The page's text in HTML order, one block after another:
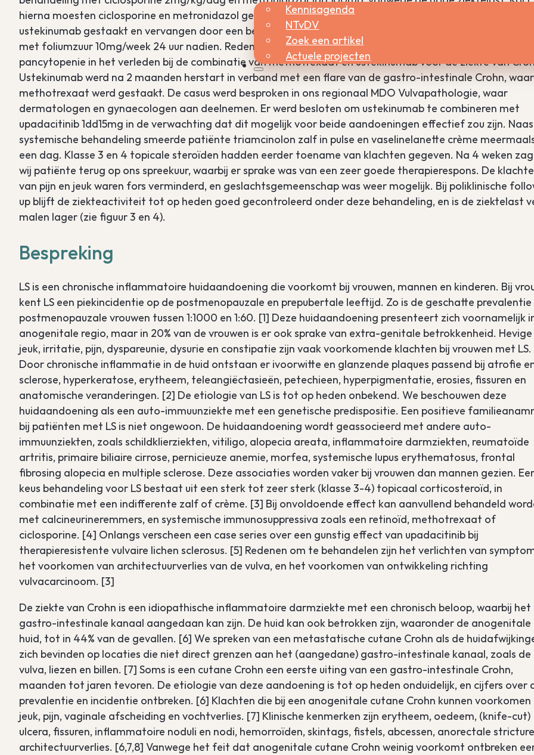
Kennisagenda
NTvDV
Zoek een artikel
Actuele projecten
hierna moesten ciclosporine en metronidazol gestaakt worden in verband met bijwerkingen. Vervolgens
ustekinumab gestaakt en vervangen door een behandeling met methotrexaat tot 20mg/week in
met foliumzuur 10mg/week 24 uur nadien. Reden voor monotherapie met methotrexaat was een
pancytopenie in het verleden bij de combinatie van methotrexaat en ustekinumab voor de ziekte van
Ustekinumab werd na 2 maanden herstart in verband met een flare van de gastro-intestinale Crohn,
methotrexaat werd gestaakt. De casus werd besproken in ons regionaal MDO Vulvapathologie, waar
dermatologen en gynaecologen aan deelnemen. Er werd besloten om ustekinumab te combineren met
upadacitinib 1dd15mg in de verwachting dat dit mogelijk voor beide aandoeningen effectief zou zijn.
systemische behandeling smeerde patiënte triamcinolon zalf in pulse en vaselinelanette crème
een dag. Klasse 3 en 4 topicale steroïden hadden eerder toename van klachten gegeven. Na 4 weken
wij patiënte terug op ons spreekuur, waarbij er sprake was van een zeer goede therapierespons. De
van pijn en jeuk waren fors verminderd, en geslachtsgemeenschap was weer mogelijk. Bij poliklinische
up blijft de ziekteactiviteit tot op heden goed gecontroleerd onder deze behandeling, en is de ziektelast
malen lager (zie figuur 3 en 4).
Bespreking
LS is een chronische inflammatoire huidaandoening die voorkomt bij vrouwen, mannen en kinderen. Bij
kent LS een piekincidentie op de postmenopauzale en prepubertale leeftijd. Zo is de geschatte prevalentie
postmenopauzale vrouwen tussen 1:1000 en 1:60. [1] Deze huidaandoening presenteert zich voornamelijk
anogenitale regio, maar in 20% van de vrouwen is er ook sprake van extra-genitale betrokkenheid. Hevige
jeuk, irritatie, pijn, dyspareunie, dysurie en constipatie zijn vaak voorkomende klachten bij vrouwen met LS.
Door chronische inflammatie in de huid ontstaan er ivoorwitte en glanzende plaques passend bij atrofie
sclerose, hyperkeratose, erytheem, teleangiëctasieën, petechieen, hyperpigmentatie, erosies, fissuren en
anatomische veranderingen. [2] De etiologie van LS is tot op heden onbekend. We beschouwen deze
huidaandoening als een auto-immuunziekte met een genetische predispositie. Een positieve
bij patiënten met LS is niet ongewoon. De huidaandoening wordt geassocieerd met andere auto-
immuunziekten, zoals schildklierziekten, vitiligo, alopecia areata, inflammatoire darmziekten, reumatoïde
artritis, primaire biliaire cirrose, pernicieuze anemie, morfea, systemische lupus erythematosus, frontal
fibrosing alopecia en multiple sclerose. Deze associaties worden vaker bij vrouwen dan mannen gezien.
keus behandeling voor LS bestaat uit een sterk tot zeer sterk (klasse 3-4) topicaal corticosteroïd, in
combinatie met een indifferente zalf of crème. [3] Bij onvoldoende effect kan aanvullend behandeld
met calcineurineremmers, en systemische immunosuppressiva zoals een retinoïd, methotrexaat of
ciclosporine. [4] Onlangs verscheen een case series over een gunstig effect van upadacitinib bij
therapieresistente vulvaire lichen sclerosus. [5] Redenen om te behandelen zijn het verlichten van
het voorkomen van architectuurverlies van de vulva, en het voorkomen van ontwikkeling richting
vulvacarcinoom. [3]
De ziekte van Crohn is een idiopathische inflammatoire darmziekte met een chronisch beloop, waarbij het
gastro-intestinale kanaal aangedaan kan zijn. De huid kan ook betrokken zijn, waaronder de anogenitale
huid, tot in 44% van de gevallen. [6] We spreken van een metastatische cutane Crohn als de
zich bevinden op locaties die niet direct grenzen aan het (aangedane) gastro-intestinale kanaal, zoals de
vulva, liezen en billen. [7] Soms is een cutane Crohn een eerste uiting van een gastro-intestinale Crohn,
maanden tot jaren tevoren. De etiologie van deze aandoening is tot op heden onduidelijk, en cijfers over
prevalentie en incidentie ontbreken. [6] Klachten die bij een anogenitale cutane Crohn kunnen voorkomen
jeuk, pijn, vaginale afscheiding en vochtverlies. [7] Klinische kenmerken zijn erytheem, oedeem, (knife-cut)
ulcera, fissuren, inflammatoire noduli en nodi, hemorroïden, skintags, fistels, abcessen, anorectale
architectuurverlies. [6,7,8] Vanwege het feit dat anogenitale cutane Crohn weinig voorkomt ontbreken